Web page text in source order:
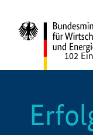
102